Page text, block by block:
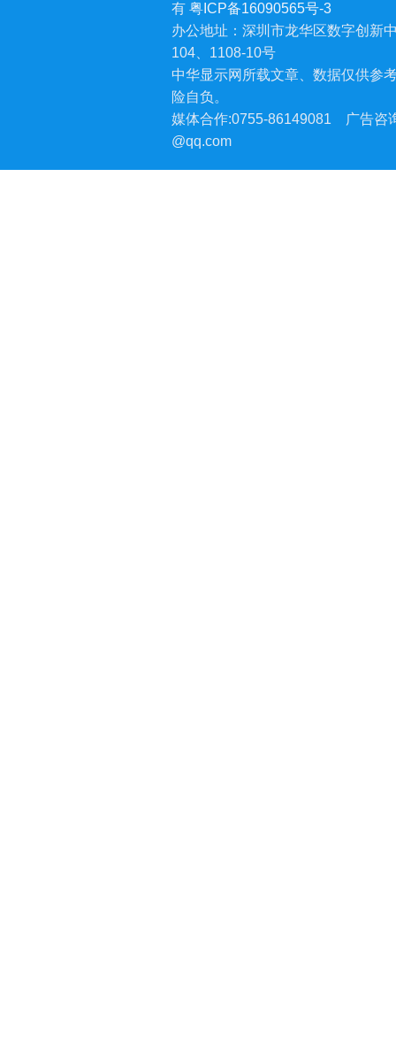
有 粤ICP备16090565号-3
办公地址：深圳市龙华区数字创新
104、1108-10号
中华显示网所载文章、数据仅供参
险自负。
媒体合作:0755-86149081
广告咨
@qq.com